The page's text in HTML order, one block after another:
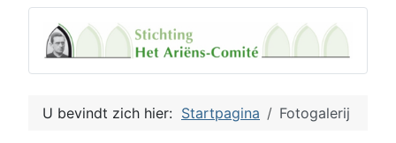
U bevindt zich hier: Startpagina Fotogalerij